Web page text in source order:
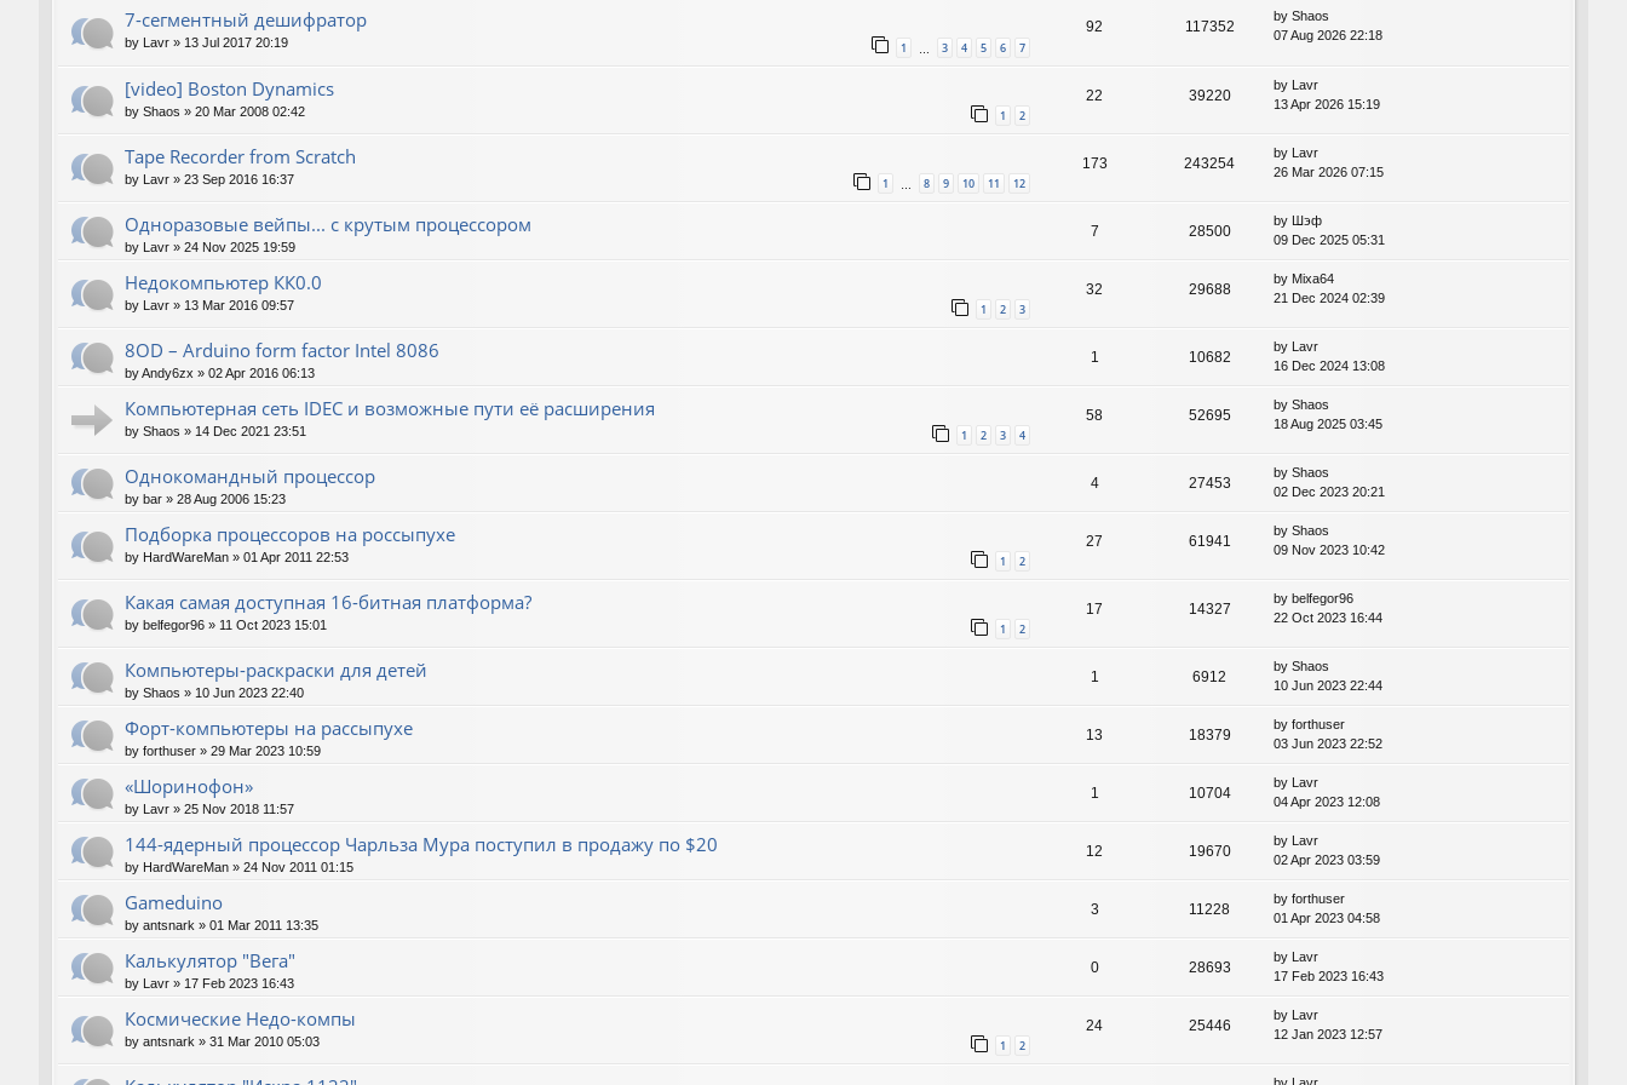
7-сегментный дешифратор
by Lavr » 13 Jul 2017 20:19 1 3 4 5 6 7
92 117352
by Shaos
07 Aug 2026 22:18
[video] Boston Dynamics
by Shaos » 20 Mar 2008 02:42 1 2
22 39220
by Lavr
13 Apr 2026 15:19
Tape Recorder from Scratch
by Lavr » 23 Sep 2016 16:37 1 8 9 10 11 12
173 243254
by Lavr
26 Mar 2026 07:15
Одноразовые вейпы... с крутым процессором
by Lavr » 24 Nov 2025 19:59
7 28500
by Шэф
09 Dec 2025 05:31
Недокомпьютер КК0.0
by Lavr » 13 Mar 2016 09:57 1 2 3
32 29688
by Mixa64
21 Dec 2024 02:39
8OD – Arduino form factor Intel 8086
byAndy6zx » 02 Apr 2016 06:13
1 10682
by Lavr
16 Dec 2024 13:08
Компьютерная сеть IDEC и возможные пути её расширения
by Shaos » 14 Dec 2021 23:51 1 2 3 4
58 52695
by Shaos
18 Aug 2025 03:45
Однокомандный процессор
by bar » 28 Aug 2006 15:23
4 27453
by Shaos
02 Dec 2023 20:21
Подборка процессоров на россыпухе
by HardWareMan » 01 Apr 2011 22:53 1 2
27 61941
by Shaos
09 Nov 2023 10:42
Какая самая доступная 16-битная платформа?
by belfegor96 » 11 Oct 2023 15:01 1 2
17 14327
by belfegor96
22 Oct 2023 16:44
Компьютеры-раскраски для детей
by Shaos » 10 Jun 2023 22:40
1 6912
by Shaos
10 Jun 2023 22:44
Форт-компьютеры на рассыпухе
by forthuser » 29 Mar 2023 10:59
13 18379
by forthuser
03 Jun 2023 22:52
«Шоринофон»
by Lavr » 25 Nov 2018 11:57
1 10704
by Lavr
04 Apr 2023 12:08
144-ядерный процессор Чарльза Мура поступил в продажу по $20
by HardWareMan » 24 Nov 2011 01:15
12 19670
by Lavr
02 Apr 2023 03:59
Gameduino
by antsnark » 01 Mar 2011 13:35
3 11228
by forthuser
01 Apr 2023 04:58
Калькулятор "Вега"
by Lavr » 17 Feb 2023 16:43
0 28693
by Lavr
17 Feb 2023 16:43
Космические Недо-компы
by antsnark » 31 Mar 2010 05:03 1 2
24 25446
by Lavr
12 Jan 2023 12:57